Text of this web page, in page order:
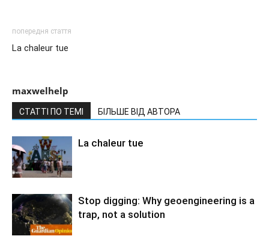
попередня стаття
La chaleur tue
maxwelhelp
СТАТТІ ПО ТЕМІ БІЛЬШЕ ВІД АВТОРА
La chaleur tue
Stop digging: Why geoengineering is a
trap, not a solution